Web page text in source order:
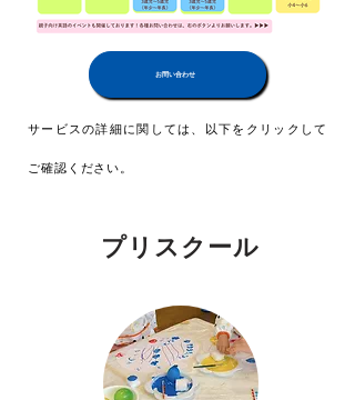
お問い合わせ
サービスの詳細に関しては、以下をクリックして
ご確認ください。
プリスクール